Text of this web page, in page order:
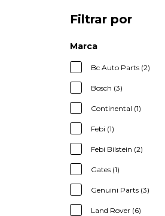
Filtrar por
Marca
Bc Auto Parts (2)
Bosch (3)
Continental (1)
Febi (1)
Febi Bilstein (2)
Gates (1)
Genuini Parts (3)
Land Rover (6)